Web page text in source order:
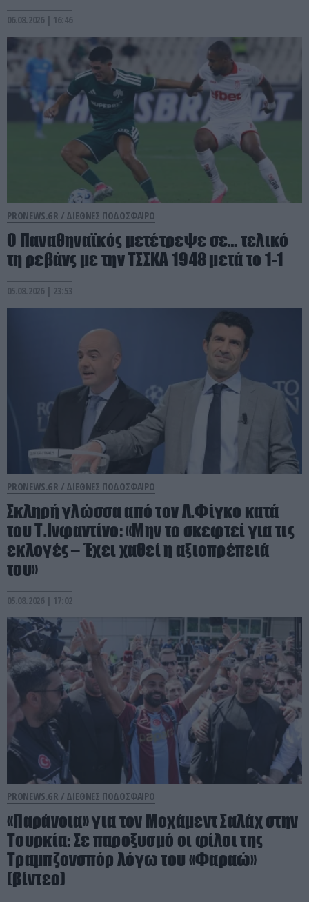
06.08.2026 | 16:46
PRONEWS.GR / ΔΙΕΘΝΕΣ ΠΟΔΟΣΦΑΙΡΟ
Ο Παναθηναϊκός μετέτρεψε σε… τελικό
τη ρεβάνς με την ΤΣΣΚΑ 1948 μετά το 1-1
05.08.2026 | 23:53
PRONEWS.GR / ΔΙΕΘΝΕΣ ΠΟΔΟΣΦΑΙΡΟ
Σκληρή γλώσσα από τον Λ.Φίγκο κατά
του Τ.Ινφαντίνο: «Μην το σκεφτεί για τις
εκλογές – Έχει χαθεί η αξιοπρέπειά
του»
05.08.2026 | 17:02
PRONEWS.GR / ΔΙΕΘΝΕΣ ΠΟΔΟΣΦΑΙΡΟ
«Παράνοια» για τον Μοχάμεντ Σαλάχ στην
Τουρκία: Σε παροξυσμό οι φίλοι της
Τραμπζονσπόρ λόγω του «Φαραώ»
(βίντεο)